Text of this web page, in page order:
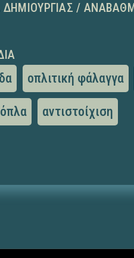
/
οπλιτική φάλαγγα
όπλα αντιστοίχιση